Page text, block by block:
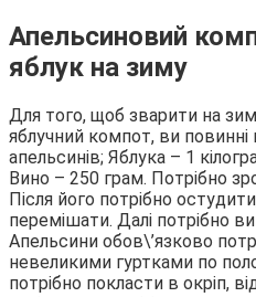
Апельсиновий
яблук на зиму
Для того, щоб зварити на
яблучний компот, ви повинні
апельсинів; Яблука – 1
Вино – 250 грам. Потрібно
Після його потрібно
перемішати. Далі потрібно
Апельсини обов\’язково
невеликими гуртками по
потрібно покласти в окріп,